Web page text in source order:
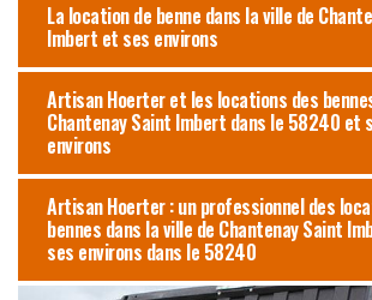
La location de benne dans la ville de
Imbert et ses environs
Artisan Hoerter et les locations des
Chantenay Saint Imbert dans le 58240 et
environs
Artisan Hoerter : un professionnel des
bennes dans la ville de Chantenay Saint
ses environs dans le 58240